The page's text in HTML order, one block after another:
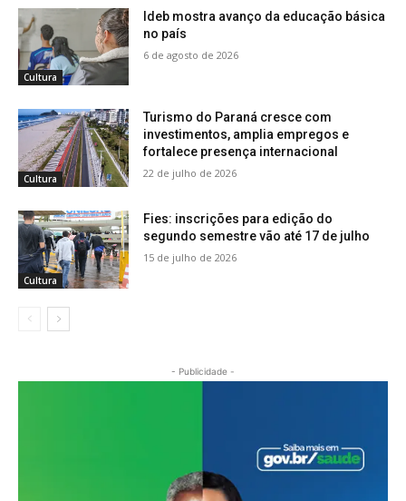
Cultura
Ideb mostra avanço da educação básica
no país
6 de agosto de 2026
Cultura
Turismo do Paraná cresce com
investimentos, amplia empregos e
fortalece presença internacional
22 de julho de 2026
Cultura
Fies: inscrições para edição do
segundo semestre vão até 17 de julho
15 de julho de 2026
- Publicidade -